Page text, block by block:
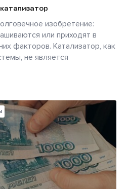
изобретение:
или приходят в
факторов. Катализатор, как
не является